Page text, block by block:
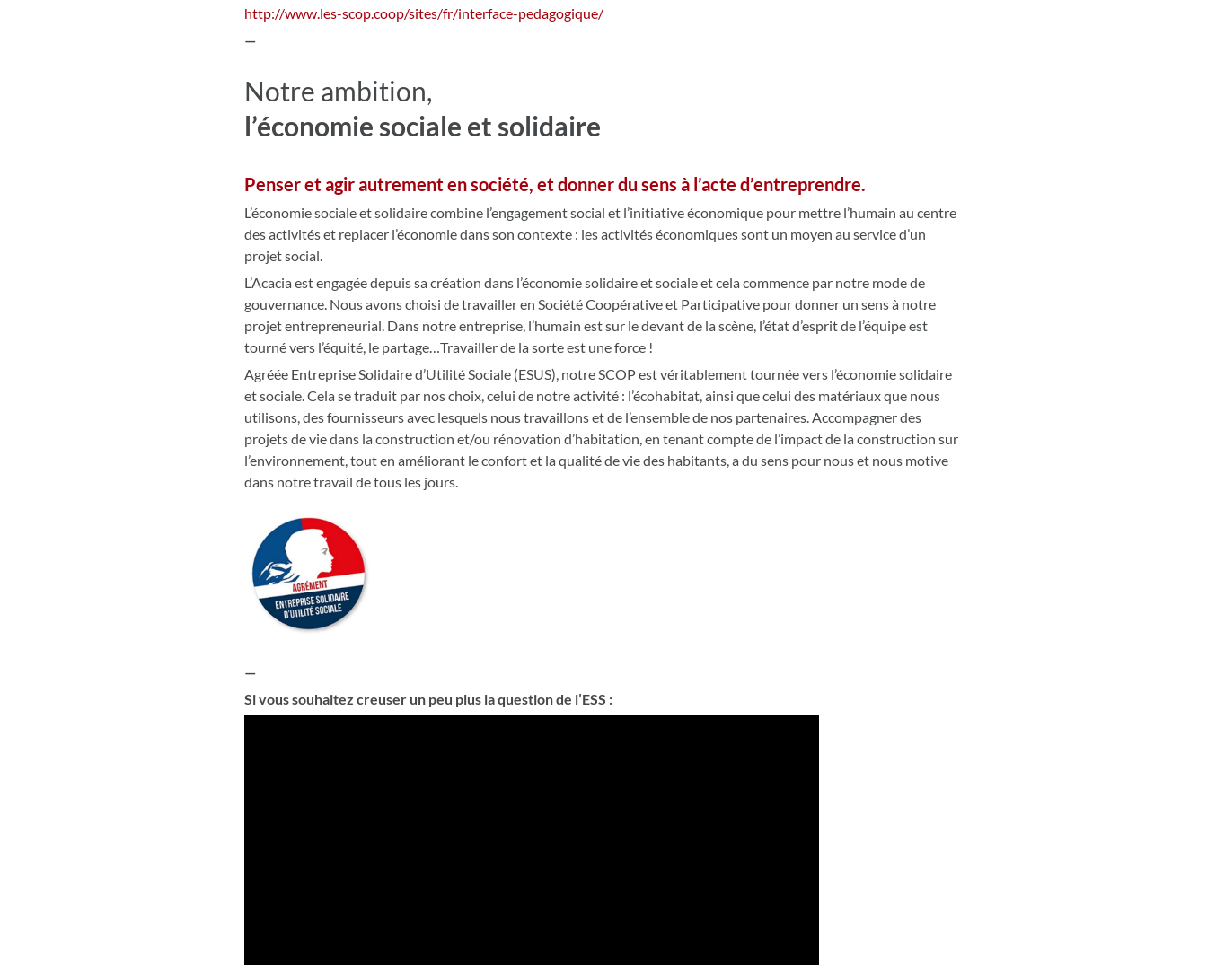
http://www.les-scop.coop/sites/fr/interface-pedagogique/
—
Notre ambition,
l’économie sociale et solidaire
Penser et agir autrement en société, et donner du sens à l’acte d’entreprendre.
L’économie sociale et solidaire combine l’engagement social et l’initiative économique pour mettre l’humain au centre
des activités et replacer l’économie dans son contexte : les activités économiques sont un moyen au service d’un
projet social.
L’Acacia est engagée depuis sa création dans l’économie solidaire et sociale et cela commence par notre mode de
gouvernance. Nous avons choisi de travailler en Société Coopérative et Participative pour donner un sens à notre
projet entrepreneurial. Dans notre entreprise, l’humain est sur le devant de la scène, l’état d’esprit de l’équipe est
tourné vers l’équité, le partage…Travailler de la sorte est une force !
Agréée Entreprise Solidaire d’Utilité Sociale (ESUS), notre SCOP est véritablement tournée vers l’économie solidaire
et sociale. Cela se traduit par nos choix, celui de notre activité : l’écohabitat, ainsi que celui des matériaux que nous
utilisons, des fournisseurs avec lesquels nous travaillons et de l’ensemble de nos partenaires. Accompagner des
projets de vie dans la construction et/ou rénovation d’habitation, en tenant compte de l’impact de la construction sur
l’environnement, tout en améliorant le confort et la qualité de vie des habitants, a du sens pour nous et nous motive
dans notre travail de tous les jours.
—
Si vous souhaitez creuser un peu plus la question de l’ESS :